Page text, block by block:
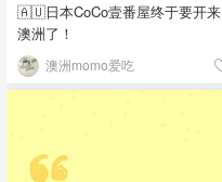
🇦🇺日本CoCo壹番屋终于要开来
澳洲了！
澳洲momo爱吃